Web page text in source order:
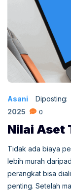
Asani Diposting:
2025
0
Nilai Aset
Tidak ada biaya
lebih murah
perangkat bisa
penting. Setelah